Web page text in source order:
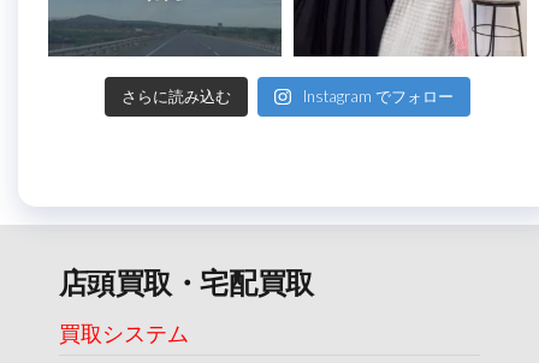
さらに読み込む Instagram でフォロー
店頭買取・宅配買取
買取システム